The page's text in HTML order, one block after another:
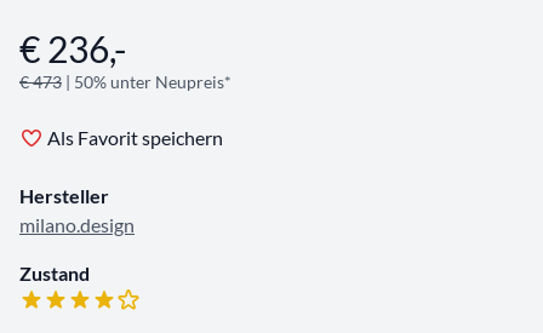
Angebotsinformationen
€ 236,-
€ 473 | 50% unter Neupreis*
Als Favorit speichern
Hersteller
milano.design
Zustand